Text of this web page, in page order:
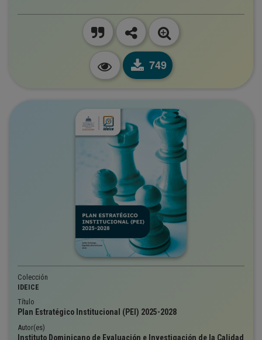
749
Colección
IDEICE
Título
Plan Estratégico Institucional (PEI) 2025-2028
Autor(es)
Instituto Dominicano de Evaluación e Investigación de la Calidad